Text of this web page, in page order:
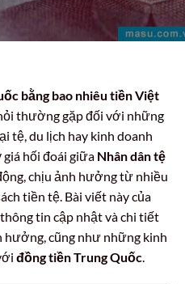
bằng bao nhiêu tiền Việt
thường gặp đối với những
tệ, du lịch hay kinh doanh
hối đoái giữa Nhân dân tệ
chịu ảnh hưởng từ nhiều
tiền tệ. Bài viết này của
tin cập nhật và chi tiết
hưởng, cũng như những kinh
đồng tiền Trung Quốc.